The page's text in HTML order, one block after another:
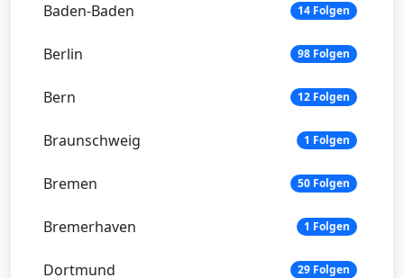
Baden-Baden 14 Folgen
Berlin 98 Folgen
Bern 12 Folgen
Braunschweig 1 Folgen
Bremen 50 Folgen
Bremerhaven 1 Folgen
Dortmund 29 Folgen